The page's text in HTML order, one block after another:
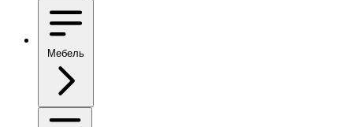
Мебель